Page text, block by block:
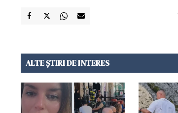
ALTE ȘTIRI DE INTERES